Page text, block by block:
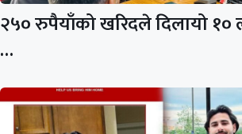
२५० रुपैयाँको खरिदले दिलायो १०
…